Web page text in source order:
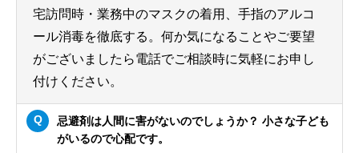
宅訪問時・業務中のマスクの着用、手指のアルコ
ール消毒を徹底する。何か気になることやご要望
がございましたら電話でご相談時に気軽にお申し
付けください。
忌避剤は人間に害がないのでしょうか？ 小さな子ども
がいるので心配です。